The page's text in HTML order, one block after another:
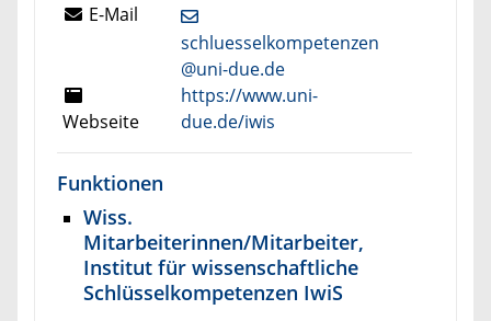
E-Mail
schluesselkompetenzen
@uni-due.de
Webseite
https://www.uni-
due.de/iwis
Funktionen
Wiss.
Mitarbeiterinnen/Mitarbeiter,
Institut für wissenschaftliche
Schlüsselkompetenzen IwiS